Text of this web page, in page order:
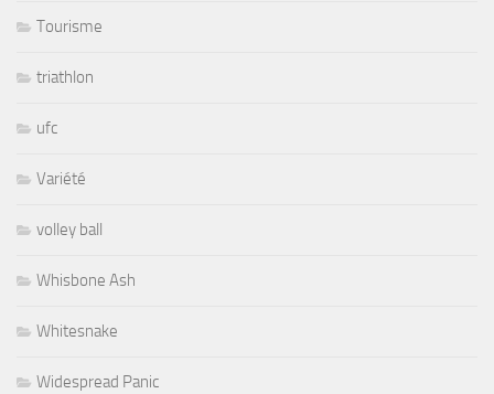
Tourisme
triathlon
ufc
Variété
volley ball
Whisbone Ash
Whitesnake
Widespread Panic